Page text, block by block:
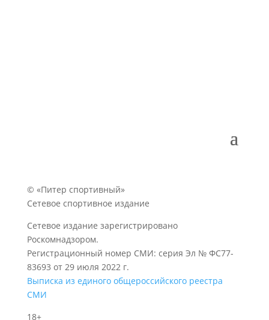
© «Питер спортивный»
Сетевое спортивное издание
Сетевое издание зарегистрировано
Роскомнадзором.
Регистрационный номер СМИ: серия Эл № ФС77-
83693 от 29 июля 2022 г.
Выписка из единого общероссийского реестра
СМИ
18+